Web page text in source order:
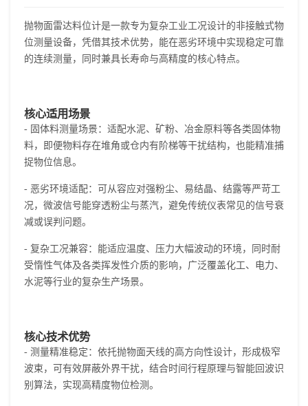
抛物面雷达料位计是一款专为复杂工业工况设计的非接触式物
位测量设备，凭借其技术优势，能在恶劣环境中实现稳定可靠
的连续测量，同时兼具长寿命与高精度的核心特点。
核心适用场景
- 固体料测量场景：适配水泥、矿粉、冶金原料等各类固体物
料，即便物料存在堆角或仓内有阶梯等干扰结构，也能精准捕
捉物位信息。
- 恶劣环境适配：可从容应对强粉尘、易结晶、结露等严苛工
况，微波信号能穿透粉尘与蒸汽，避免传统仪表常见的信号衰
减或误判问题。
- 复杂工况兼容：能适应温度、压力大幅波动的环境，同时耐
受惰性气体及各类挥发性介质的影响，广泛覆盖化工、电力、
水泥等行业的复杂生产场景。
核心技术优势
- 测量精准稳定：依托抛物面天线的高方向性设计，形成极窄
波束，可有效屏蔽外界干扰，结合时间行程原理与智能回波识
别算法，实现高精度物位检测。